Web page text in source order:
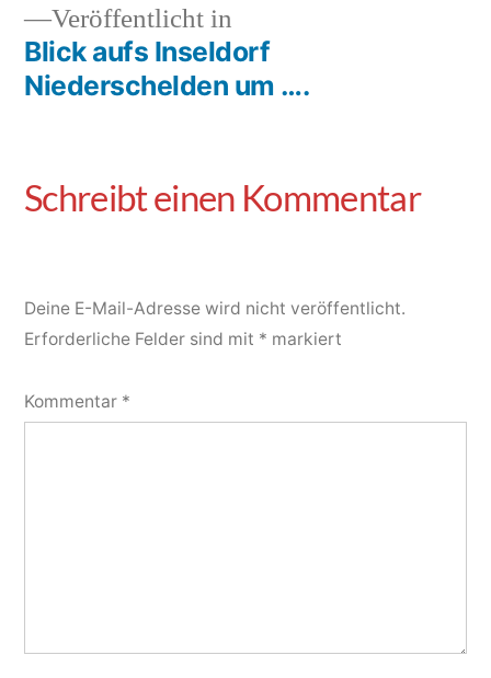
Veröffentlicht in
Blick aufs Inseldorf
Niederschelden um ….
Deine E-Mail-Adresse wird nicht veröffentlicht.
Erforderliche Felder sind mit * markiert
Kommentar *